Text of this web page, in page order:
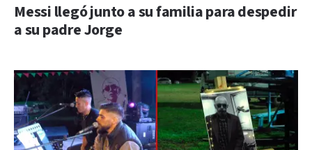
Messi llegó junto a su familia para despedir
a su padre Jorge